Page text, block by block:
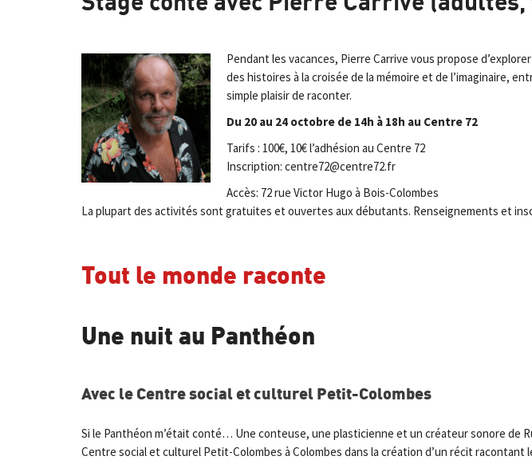
Pendant les vacances, Pierre Carrive vous propose
des histoires à la croisée de la mémoire et de l’imaginaire,
simple plaisir de raconter.
Du 20 au 24 octobre de 14h à 18h au Centre 72
Tarifs : 100€, 10€ l’adhésion au Centre 72
Inscription: centre72@centre72.fr
Accès: 72 rue Victor Hugo à Bois-Colombes
La plupart des activités sont gratuites et ouvertes aux débutants. Renseignements et
Tout le monde raconte
Une nuit au Panthéon
Avec le Centre social et culturel Petit-Colombes
Si le Panthéon m’était conté… Une conteuse, une plasticienne et un créateur sonore de
Centre social et culturel Petit-Colombes à Colombes dans la création d’un récit